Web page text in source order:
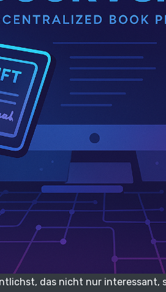
das nicht nur interessant,